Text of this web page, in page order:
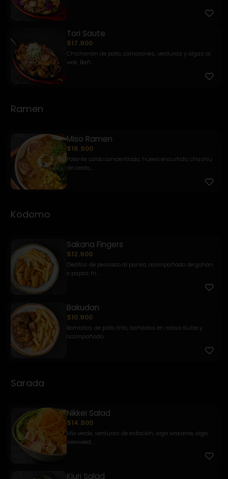
Tori Saute
$17.900
Chicharrón de pollo, camarones, verduras y algas al
wok. Bañ...
Ramen
Miso Ramen
$16.900
Potente caldo concentrado, huevo encurtido, chashu
de cerdo,...
Kodomo
Sakana Fingers
$12.900
Deditos de pescado al panko, acompañado de gohan
o papas fri...
Bakudan
$10.900
Bombitas de pollo frito, bañadas en salsa dulce y
acompañado...
Sarada
Nikkei Salad
$14.900
Mix verde, verduras de estación, alga wakame, alga
seaweed, ...
Kiuri Salad